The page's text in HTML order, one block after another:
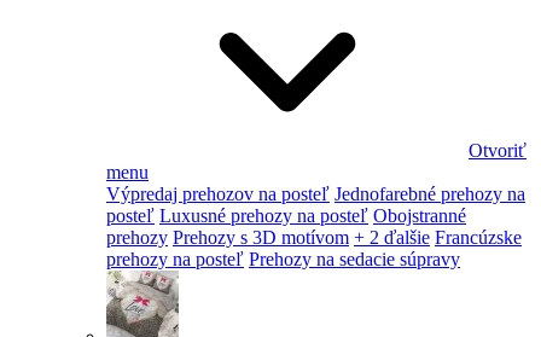
Otvoriť
menu
Výpredaj prehozov na posteľ Jednofarebné prehozy na
posteľ Luxusné prehozy na posteľ Obojstranné
prehozy Prehozy s 3D motívom + 2 ďalšie Francúzske
prehozy na posteľ Prehozy na sedacie súpravy